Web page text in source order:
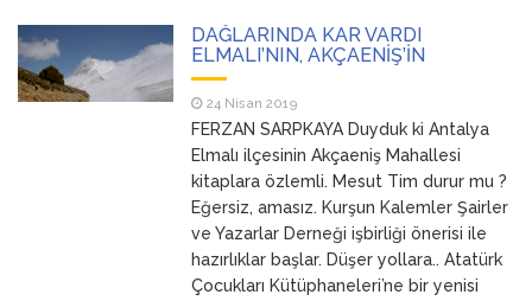
DAĞLARINDA KAR VARDI
ELMALI’NIN, AKÇAENİŞ’İN
24 Nisan 2019
FERZAN SARPKAYA Duyduk ki Antalya
Elmalı ilçesinin Akçaeniş Mahallesi
kitaplara özlemli. Mesut Tim durur mu ?
Eğersiz, amasız. Kurşun Kalemler Şairler
ve Yazarlar Derneği işbirliği önerisi ile
hazırlıklar başlar. Düşer yollara.. Atatürk
Çocukları Kütüphaneleri’ne bir yenisi